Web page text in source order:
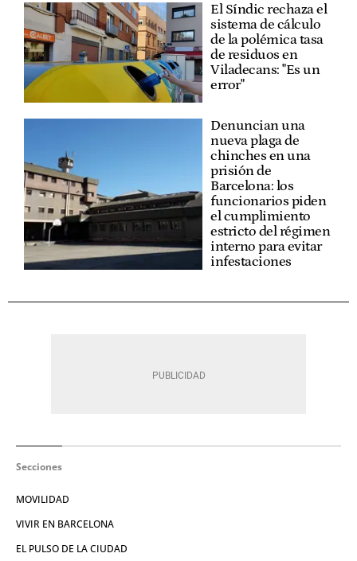
El Síndic rechaza el
sistema de cálculo
de la polémica tasa
de residuos en
Viladecans: "Es un
error"
Denuncian una
nueva plaga de
chinches en una
prisión de
Barcelona: los
funcionarios piden
el cumplimiento
estricto del régimen
interno para evitar
infestaciones
Secciones
MOVILIDAD
VIVIR EN BARCELONA
EL PULSO DE LA CIUDAD